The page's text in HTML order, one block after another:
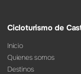
Cicloturismo de
Inicio
Quienes somos
Destinos